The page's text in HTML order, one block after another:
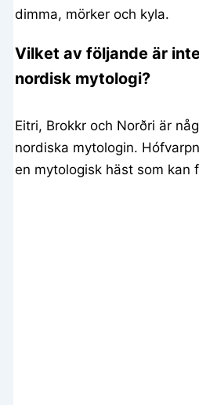
dimma, mörker och kyla.
Vilket av följande är
nordisk mytologi?
Eitri, Brokkr och Norðri är
nordiska mytologin.
en mytologisk häst som kan